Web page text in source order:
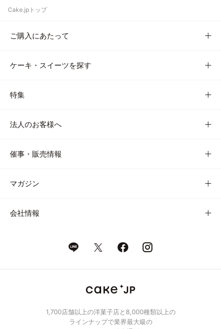
Cake.jpトップ
ご購入にあたって
ケーキ・スイーツを探す
特集
法人のお客様へ
催事・販売情報
マガジン
会社情報
1,700店舗以上の洋菓子店と8,000種類以上の
ラインナップで業界最大級の